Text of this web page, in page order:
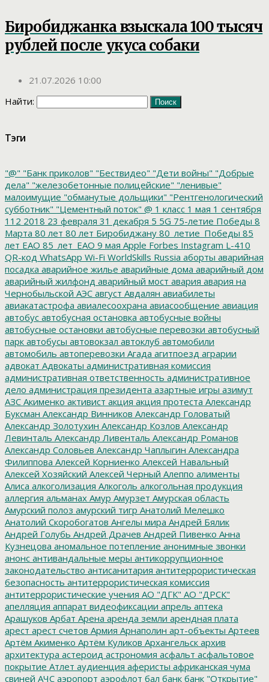
Биробиджанка взыскала 100 тысяч
рублей после укуса собаки
21.07.2026 10:00
Найти:
Тэги
"@" "Банк приколов" "Бествидео" "Дети войны" "Добрые
дела" "железобетонные полицейские" "ленивые"
малоимущие "обманутые дольщики" "Рентгенологический
субботник" "Цементный поток" @ 1 класс 1 мая 1 сентября
112 2018 23 февраля 31 декабря 5 5G 75-летие Победы 8
Марта 80 лет 80 лет Биробиджану 80_летие_Победы 85
лет ЕАО 85_лет_ЕАО 9 мая Apple Forbes Instagram L-410
QR-код WhatsApp Wi-Fi WorldSkills Russia аборты аварийная
посадка аварийное жилье аварийные дома аварийный дом
аварийный жилфонд аварийный мост авария авария на
Чернобыльской АЭС август Авдалян авиабилеты
авиакатастрофа авиалесоохрана авиасообщение авиация
автобус автобусная остановка автобусные войны
автобусные остановки автобусные перевозки автобусный
парк автобусы автовокзал автоклуб автомобили
автомобиль автоперевозки Агада агитпоезд аграрии
адвокат Адвокаты административная комиссия
административная ответственность административное
дело администрация президента азартные игры азимут
АЗС Акименко активист акция акция протеста Александр
Буксман Александр Винников Александр Головатый
Александр Золотухин Александр Козлов Александр
Левинталь Александр Ливенталь Александр Романов
Александр Соловьев Александр Чаплыгин Александра
Филиппова Алексей Корниенко Алексей Навальный
Алексей Хозяйский Алексей Черный Алеппо алименты
Алиса алкоголизация Алкоголь алкогольная продукция
аллергия альманах Амур Амурзет Амурская область
Амурский полоз амурский тигр Анатолий Мелешко
Анатолий Скоробогатов Ангелы мира Андрей Бялик
Андрей Голубь Андрей Драчев Андрей Пивенко Анна
Кузнецова аномальное потепление анонимные звонки
анонс антивандальные меры антикоррупционное
законодательство антисанитария антитеррористическая
безопасность антитеррористическая комиссия
антитеррористические учения АО "ДГК" АО "ДРСК"
апелляция аппарат видеофиксации апрель аптека
Арашуков Арбат Арена аренда земли арендная плата
арест арест счетов Армия Арнаполин арт-объекты Артеев
Артём Акименко Артём Куликов Архангельск архив
архитектура астероид астрономия асфальт асфальтовое
покрытие Атлет аудиенция аферисты африканская чума
свиней АЧС аэропорт аэрофлот бал банк банк "Открытие"